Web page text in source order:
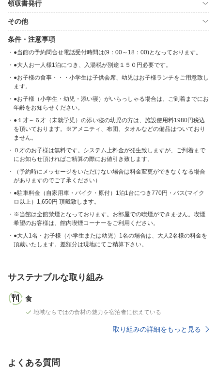
領収書発行
その他
条件・注意事項
●当館の予約問合せ電話受付時間は(9：00～18：00)となっております。
●大人お一人様1泊につき、入湯税が別途１５０円必要です。
●お子様の食事・・・小学生は子供会席、幼児はお子様ランチをご用意致し
ます。
●お子様（小学生・幼児・添い寝）がいらっしゃる場合は、ご到着までにお
年齢をお知らせください。
●１才～６才（未就学児）の添い寝の幼児の方は、施設使用料1980円税込
を頂いております。※アメニティ、布団、タオルなどの備品はついており
ません。
０才のお子様は無料です。システム上料金が発生致しますが、ご到着まで
にお知らせ頂ければご精算の際にお値引き致します。
（予約時にメッセージをいただけない場合は料金変更ができなくなる場合
がありますのでご了承ください）
●駐車料金（自家用車・バイク・原付）1泊1台につき770円・バス(マイク
ロ以上）1,650円 頂戴致します。
※当館は全館禁煙となっております。お部屋での喫煙ができません。喫煙
希望のお客様は、館内喫煙コーナーをご利用ください。
●大人1名・お子様（小学生または幼児）1名の場合は、大人2名様の料金を
頂戴いたします。差額分は現地にてご精算下さい。
サステナブルな取り組み
食
地域ならではの食材の魅力を宿泊者に伝えている
取り組みの詳細をもっと見る
よくある質問